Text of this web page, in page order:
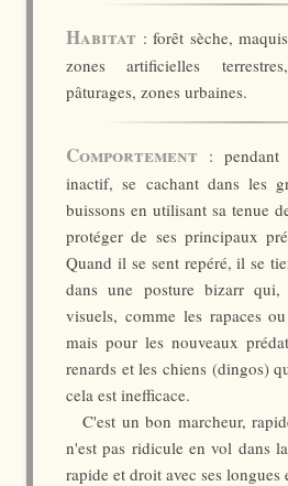
Habitat : forêt sèche,
zones artificielles
pâturages, zones urbaines.
Comportement :
inactif, se cachant dans les
buissons en utilisant sa tenue
protéger de ses principaux
Quand il se sent repéré, il se
dans une posture bizarr qui,
visuels, comme les rapaces
mais pour les nouveaux
renards et les chiens (dingos)
cela est inefficace.
C'est un bon marcheur,
n'est pas ridicule en vol dans
rapide et droit avec ses longues